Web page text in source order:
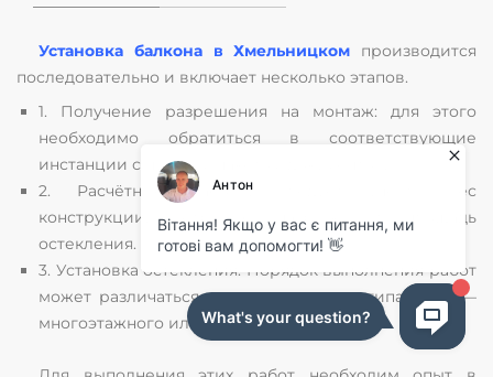
Установка балкона в Хмельницком производится
последовательно и включает несколько этапов.
1. Получение разрешения на монтаж: для этого
необходимо обратиться в соответствующие
инстанции с нужным пакетом документов.
2. Расчётные работы: следует учесть вес
конструкции, ветровую нагрузку и площадь
остекления.
3. Установка остекления. Порядок выполнения работ
может различаться в зависимости от типа дома —
многоэтажного или частного.